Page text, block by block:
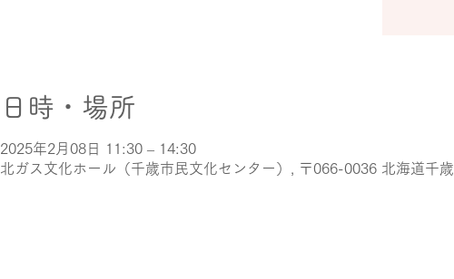
日時・場所
2025年2月08日 11:30 – 14:30
北ガス文化ホール（千歳市民文化センター）, 〒066-0036 北海道千